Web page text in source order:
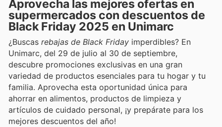
Aprovecha las mejores ofertas en
supermercados con descuentos de
Black Friday 2025 en Unimarc
¿Buscas rebajas de Black Friday imperdibles? En
Unimarc, del 29 de julio al 30 de septiembre,
descubre promociones exclusivas en una gran
variedad de productos esenciales para tu hogar y tu
familia. Aprovecha esta oportunidad única para
ahorrar en alimentos, productos de limpieza y
artículos de cuidado personal, ¡y prepárate para los
mejores descuentos del año!